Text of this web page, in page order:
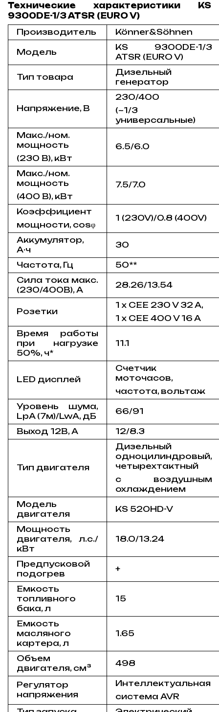
Технические характеристики KS
9300DE-1/3 ATSR (EURO V)
Производитель
Könner&Söhnen
Модель
KS 9300DE-1/3
ATSR (EURO V)
Тип товара
Дизельный
генератор
Напряжение, В
230/400
(~1/3
универсальные)
Макс./ном.
мощность
(230 В), кВт
6.5/6.0
Макс./ном.
мощность
(400 В), кВт
7.5/7.0
Коэффициент
мощности, cosφ
1 (230V)/0.8 (400V)
Аккумулятор,
А·ч
30
Частота, Гц
50**
Сила тока макс.
(230/400В), А
28.26/13.54
Розетки
1 x CEE 230 V 32 A,
1 x CEE 400 V 16 A
Время работы
при нагрузке
50%, ч*
11.1
LED дисплей
Счетчик
моточасов,
частота, вольтаж
Уровень шума,
LpA (7м)/LwA, дБ
66/91
Выход 12В, А 12/8.3
Тип двигателя
Дизельный
одноцилиндровый,
четырехтактный
с воздушным
охлаждением
Модель
двигателя
KS 520HD-V
Мощность
двигателя, л.с./
кВт
18.0/13.24
Предпусковой
подогрев
+
Емкость
топливного
бака, л
15
Емкость
масляного
картера, л
1.65
Объем
двигателя, см³
498
Регулятор
напряжения
Интеллектуальная
система AVR